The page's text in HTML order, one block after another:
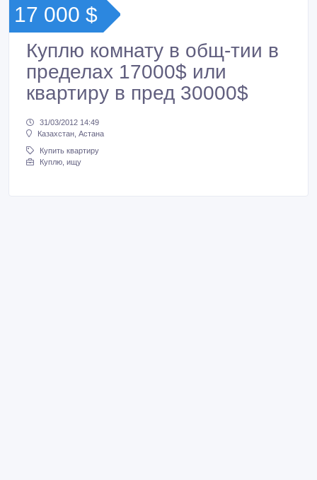
17 000 $
Куплю комнату в общ-тии в
пределах 17000$ или
квартиру в пред 30000$
31/03/2012 14:49
Казахстан, Астана
Купить квартиру
Куплю, ищу